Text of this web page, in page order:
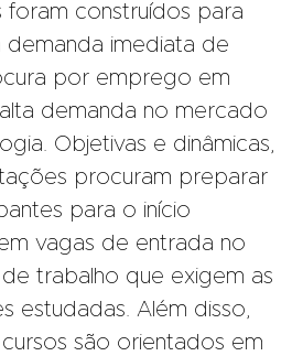
foram construídos para
demanda imediata de
por emprego em
demanda no mercado
Objetivas e dinâmicas,
procuram preparar
para o início
vagas de entrada no
trabalho que exigem as
estudadas. Além disso,
são orientados em